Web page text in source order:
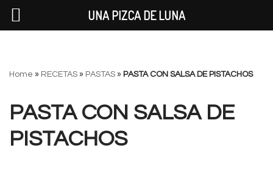
al
Home » RECETAS » PASTAS » PASTA CON SALSA DE PISTACHOS
PASTA CON SALSA DE
PISTACHOS
UNA PIZCA DE LUNA